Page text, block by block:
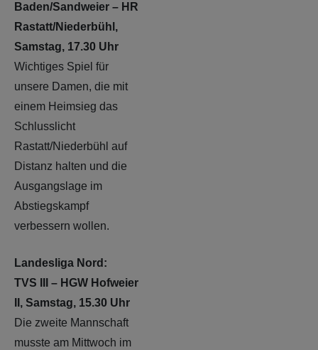
Baden/Sandweier – HR
Rastatt/Niederbühl,
Samstag, 17.30 Uhr
Wichtiges Spiel für
unsere Damen, die mit
einem Heimsieg das
Schlusslicht
Rastatt/Niederbühl auf
Distanz halten und die
Ausgangslage im
Abstiegskampf
verbessern wollen.
Landesliga Nord:
TVS III – HGW Hofweier
II, Samstag, 15.30 Uhr
Die zweite Mannschaft
musste am Mittwoch im